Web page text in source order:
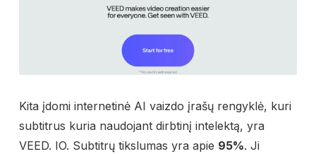
Kita įdomi internetinė AI vaizdo įrašų rengyklė, kuri
subtitrus kuria naudojant dirbtinį intelektą, yra
VEED. IO. Subtitrų tikslumas yra apie 95%. Ji